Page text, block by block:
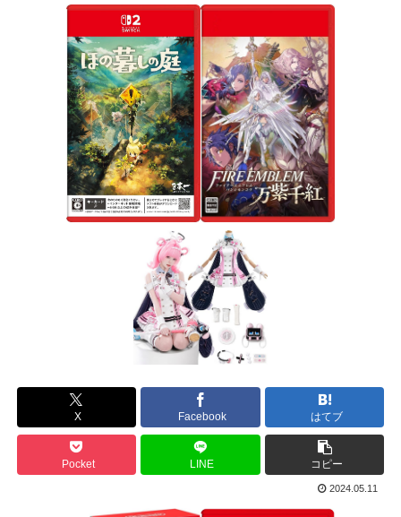
X Facebook はてブ
Pocket LINE コピー
2024.05.11